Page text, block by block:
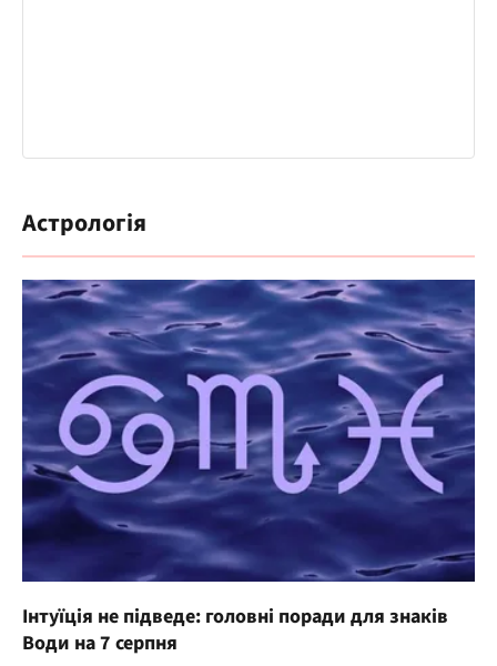
Астрологія
Інтуїція не підведе: головні поради для знаків
Води на 7 серпня